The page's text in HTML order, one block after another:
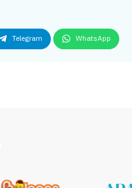
Telegram WhatsApp